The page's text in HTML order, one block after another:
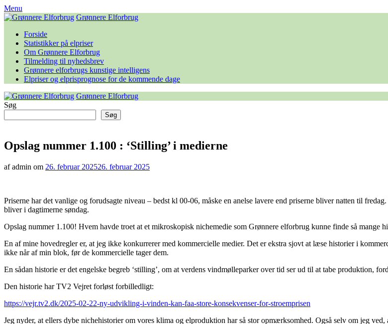
Skip
to
Menu
Grønnere Elforbrug
Forside
Statistikker på elpriser
Om Grønnere Elforbrug
Tilmelding til nyhedsbrev
Grønnere elforbrugs kunstige intelligens
Elpriser og elprisprognose for de kommende dage
Grønnere Elforbrug
Søg
Søg
Opslag nummer 1.100 : ‘Stilling’ i medierne
af admin om 26. februar 202526. februar 2025
Priserne har det vanlige og forudsagte niveau – bedst kl 00-06, måske en anelse lavere end priserne bliver natten til
bliver i dagtimerne søndag.
Opslag nummer 1.100! Hvem havde troet at et mikroskopisk nichemedie som Grønnere elforbrug kunne finde så mange
En af mine hovedregler er, at jeg ikke konkurrerer med kommercielle medier. Det er ekstra sjovt at læse historier i
ikke når af min blok, før de kommercielle tager dem.
En sådan historie er det engelske begreb ‘stilling’, om at verdens vindmølleparker over tid ser ud til at tabe produktion,
Den historie har TV2 Vejret forløst forbilledligt:
https://vejr.tv2.dk/2025-02-22-ny-udvikling-i-vinden-kan-faa-store-konsekvenser-for-stroemprisen
Jeg nyder, at ellers dybe nichehistorier om vores klima og elproduktion har så stor opmærksomhed. Også selv om jeg